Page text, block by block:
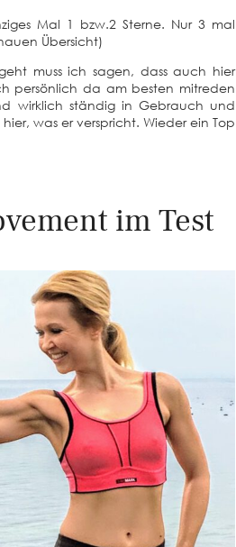
Mal 1 bzw.2 Sterne. Nur 3 mal
Übersicht)
muss ich sagen, dass auch hier
persönlich da am besten mitreden
wirklich ständig in Gebrauch und
was er verspricht. Wieder ein Top
im Test